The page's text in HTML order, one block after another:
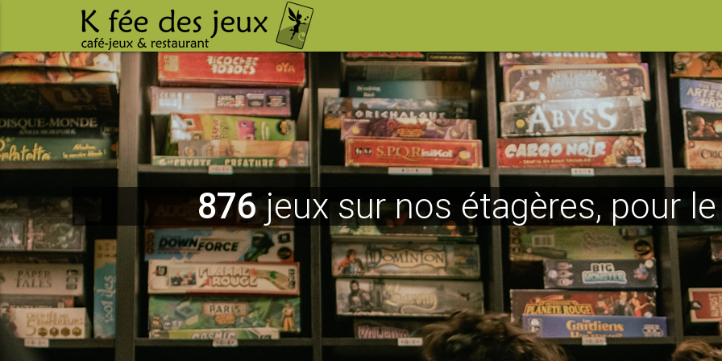
876jeux sur nos étagères, pour